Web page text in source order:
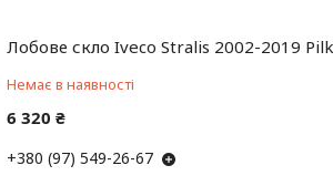
Лобове скло Iveco Stralis 2002-2019
Немає в наявності
6 320 ₴
+380 (97) 549-26-67